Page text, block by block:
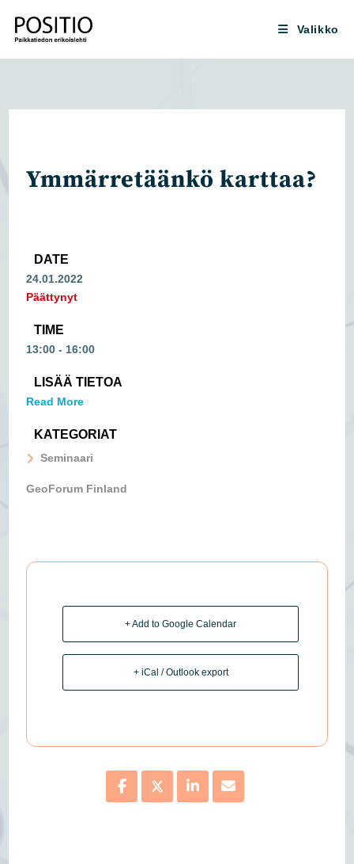
suoraan
sisältöön
Valikko
Ymmärretäänkö karttaa?
DATE
24.01.2022
Päättynyt
TIME
13:00 - 16:00
LISÄÄ TIETOA
Read More
KATEGORIAT
Seminaari
GeoForum Finland
+ Add to Google Calendar
+ iCal / Outlook export